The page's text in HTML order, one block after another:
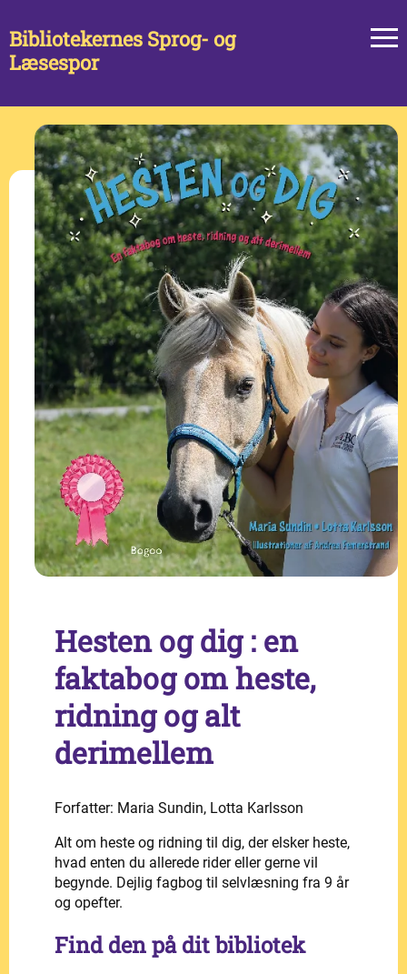
Bibliotekernes Sprog- og
Læsespor
Hesten og dig : en
faktabog om heste,
ridning og alt
derimellem
Forfatter: Maria Sundin, Lotta Karlsson
Alt om heste og ridning til dig, der elsker heste,
hvad enten du allerede rider eller gerne vil
begynde. Dejlig fagbog til selvlæsning fra 9 år
og opefter.
Find den på dit bibliotek